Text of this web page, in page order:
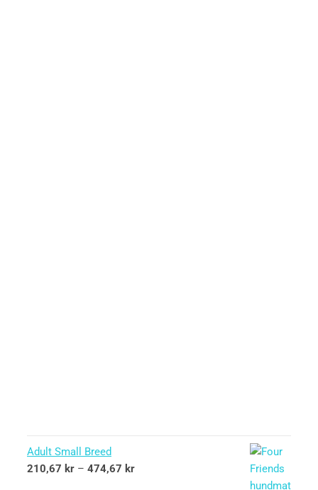
Adult Small Breed
210,67 kr – 474,67 kr